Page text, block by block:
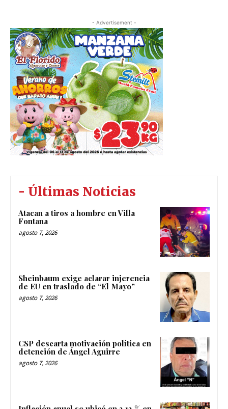
- Advertisement -
- Últimas Noticias
Atacan a tiros a hombre en Villa
Fontana
agosto 7, 2026
Sheinbaum exige aclarar injerencia
de EU en traslado de “El Mayo”
agosto 7, 2026
CSP descarta motivación política en
detención de Ángel Aguirre
agosto 7, 2026